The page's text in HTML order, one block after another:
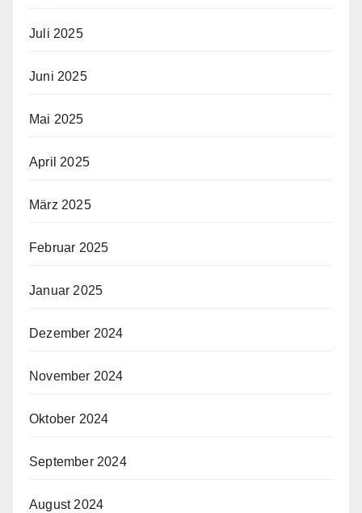
Juli 2025
Juni 2025
Mai 2025
April 2025
März 2025
Februar 2025
Januar 2025
Dezember 2024
November 2024
Oktober 2024
September 2024
August 2024